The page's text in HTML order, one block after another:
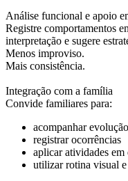
Análise funcional e apoio
Registre comportamentos
interpretação e sugere
Menos improviso.
Mais consistência.
Integração com a família
Convide familiares para:
acompanhar evolução
registrar ocorrências
aplicar atividades em
utilizar rotina visual